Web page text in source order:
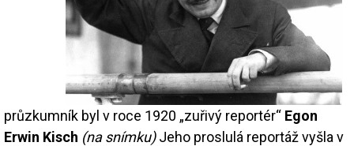
průzkumník byl v roce 1920 „zuřivý reportér“ Egon
Erwin Kisch (na snímku)Jeho proslulá reportáž vyšla v